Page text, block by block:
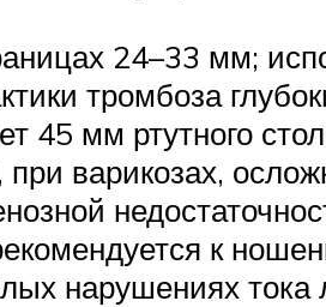
24–33 мм;
тромбоза
45 мм ртутного
варикозах,
к
нарушениях